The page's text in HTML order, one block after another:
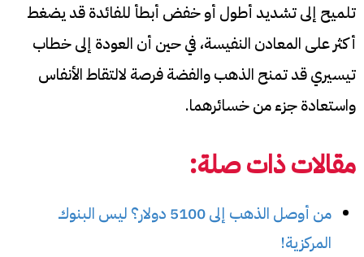
تلميح إلى تشديد أطول أو خفض أبطأ للفائدة قد يضغط
أكثر على المعادن النفيسة، في حين أن العودة إلى خطاب
تيسيري قد تمنح الذهب والفضة فرصة لالتقاط الأنفاس
واستعادة جزء من خسائرهما.
مقالات ذات صلة:
من أوصل الذهب إلى 5100 دولار؟ ليس البنوك
المركزية!